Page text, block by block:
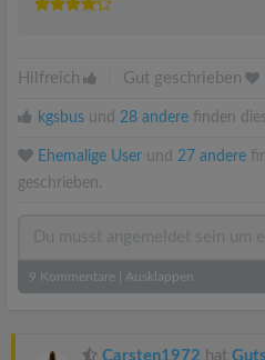
Hilfreich Gut geschrieben
kgsbus und 28 andere finden
Ehemalige User und 27 andere
geschrieben.
9 Kommentare Ausklappen
Carsten1972 hat